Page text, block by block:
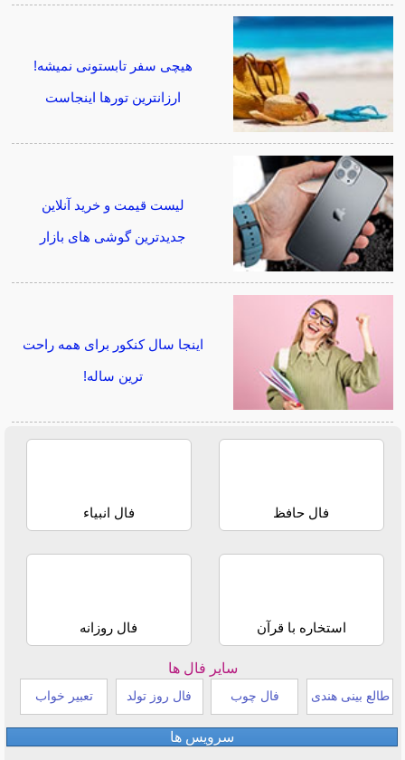
هیچی سفر تابستونی نمیشه!
ارزانترین تورها اینجاست
لیست قیمت و خرید آنلاین
جدیدترین گوشی های بازار
اینجا سال کنکور برای همه راحت
ترین ساله!
فال حافظ فال انبیاء
استخاره با قرآن فال روزانه
سایر فال ها
طالع بینی هندی فال چوب فال روز تولد تعبیر خواب
سرویس ها